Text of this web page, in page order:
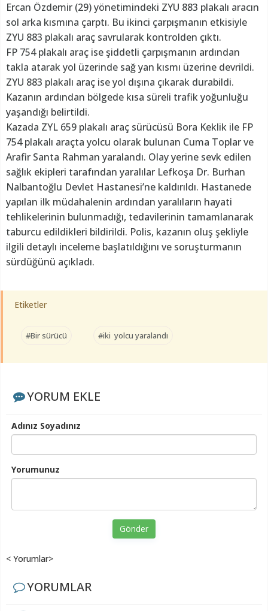
Ercan Özdemir (29) yönetimindeki ZYU 883 plakalı aracın
sol arka kısmına çarptı. Bu ikinci çarpışmanın etkisiyle
ZYU 883 plakalı araç savrularak kontrolden çıktı.
FP 754 plakalı araç ise şiddetli çarpışmanın ardından
takla atarak yol üzerinde sağ yan kısmı üzerine devrildi.
ZYU 883 plakalı araç ise yol dışına çıkarak durabildi.
Kazanın ardından bölgede kısa süreli trafik yoğunluğu
yaşandığı belirtildi.
Kazada ZYL 659 plakalı araç sürücüsü Bora Keklik ile FP
754 plakalı araçta yolcu olarak bulunan Cuma Toplar ve
Arafir Santa Rahman yaralandı. Olay yerine sevk edilen
sağlık ekipleri tarafından yaralılar Lefkoşa Dr. Burhan
Nalbantoğlu Devlet Hastanesi’ne kaldırıldı. Hastanede
yapılan ilk müdahalenin ardından yaralıların hayati
tehlikelerinin bulunmadığı, tedavilerinin tamamlanarak
taburcu edildikleri bildirildi. Polis, kazanın oluş şekliyle
ilgili detaylı inceleme başlatıldığını ve soruşturmanın
sürdüğünü açıkladı.
Etiketler
#Bir sürücü #iki yolcu yaralandı
YORUM EKLE
Adınız Soyadınız
Yorumunuz
Gönder
< Yorumlar>
YORUMLAR